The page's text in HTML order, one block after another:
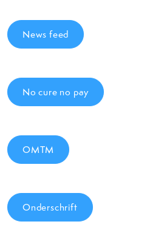
News feed
No cure no pay
OMTM
Onderschrift